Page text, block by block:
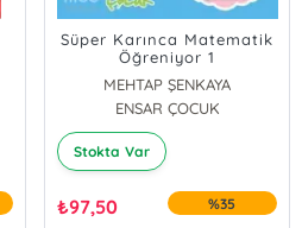
Süper Karınca Matematik
Öğreniyor 1
MEHTAP ŞENKAYA
ENSAR ÇOCUK
Stokta Var
₺97,50 %35